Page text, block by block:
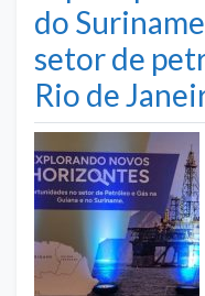
do
setor de
Rio de